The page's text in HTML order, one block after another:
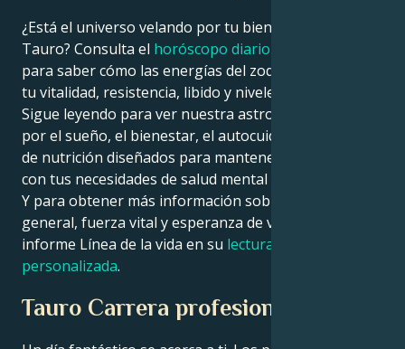
¿Está el universo velando por tu bienestar hoy,
Tauro? Consulta el horóscopo diario
para saber cómo las energías del zodiaco afectan a
tu vitalidad, resistencia, libido y niveles de estrés.
Sigue leyendo para ver nuestra astrología impulsada
por el sueño, el bienestar, el autocuidado y consejos
de nutrición diseñados para mantenerte en sintonía
con tus necesidades de salud mental y física de hoy.
Y para obtener más información sobre su salud
general, fuerza vital y esperanza de vida, consulte el
informe Línea de la vida en su lectura de la mano
personalizada.
Tauro Carrera profesional